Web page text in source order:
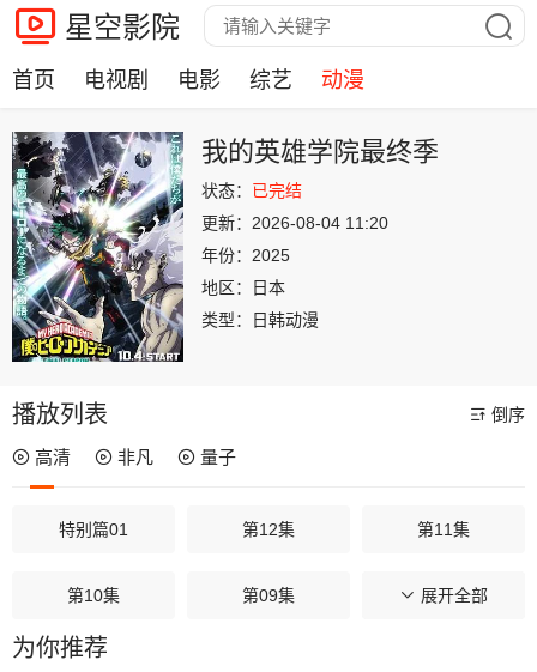
星空影院
首页 电视剧 电影 综艺 动漫
我的英雄学院最终季
状态： 已完结
更新： 2026-08-04 11:20
年份： 2025
地区：
日本
类型：
日韩动漫
播放列表 倒序
高清 非凡 量子
特别篇01 第12集 第11集
第10集 第09集 第08集
第07集
展开全部
为你推荐